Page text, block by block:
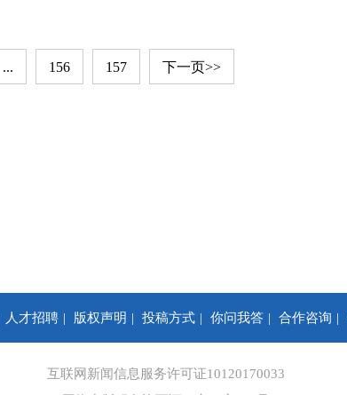
... 156 157 下一页>>
人才招聘 版权声明 投稿方式 你问我答 合作咨询
互联网新闻信息服务许可证10120170033